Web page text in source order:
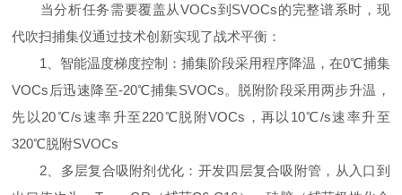
当分析任务需要覆盖从VOCs到SVOCs的完整谱系时，现
代吹扫捕集仪通过技术创新实现了战术平衡：
1、智能温度梯度控制：捕集阶段采用程序降温，在0℃捕集
VOCs后迅速降至-20℃捕集SVOCs。脱附阶段采用两步升温，
先以20℃/s速率升至220℃脱附VOCs，再以10℃/s速率升至
320℃脱附SVOCs
2、多层复合吸附剂优化：开发四层复合吸附管，从入口到